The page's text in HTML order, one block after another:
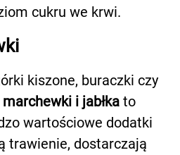
cukru we krwi.
kiszone, buraczki czy
marchewki i jabłka to
wartościowe dodatki
trawienie, dostarczają